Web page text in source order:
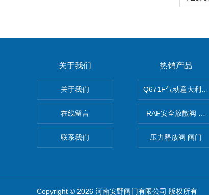
关于我们
关于我们
在线留言
联系我们
热销产品
Q671F气动意大利式
RAF安全放散阀 阀
压力释放阀 阀门
Copyright © 2026 河南安野阀门有限公司 版权所有